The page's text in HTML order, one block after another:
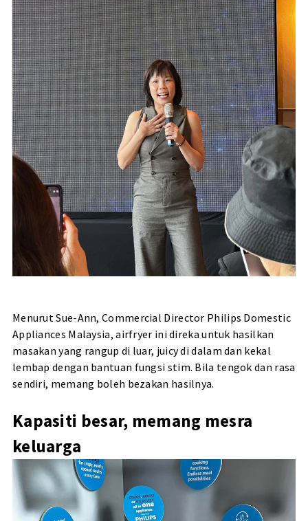
Menurut Sue-Ann, Commercial Director Philips Domestic
Appliances Malaysia, airfryer ini direka untuk hasilkan
masakan yang rangup di luar, juicy di dalam dan kekal
lembap dengan bantuan fungsi stim. Bila tengok dan rasa
sendiri, memang boleh bezakan hasilnya.
Kapasiti besar, memang mesra
keluarga